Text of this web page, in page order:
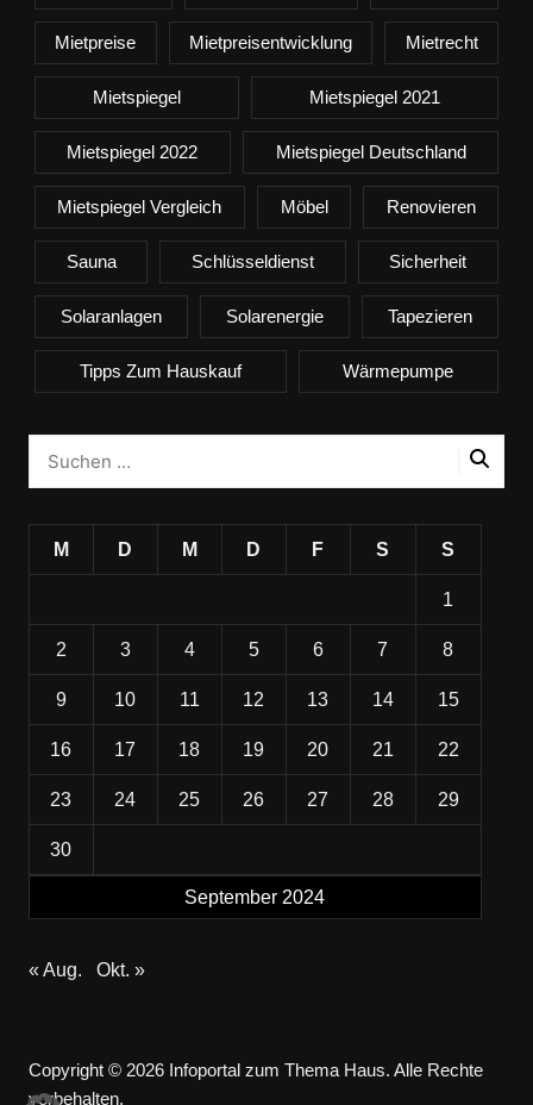
Mietpreise Mietpreisentwicklung Mietrecht
Mietspiegel Mietspiegel 2021
Mietspiegel 2022 Mietspiegel Deutschland
Mietspiegel Vergleich Möbel Renovieren
Sauna Schlüsseldienst Sicherheit
Solaranlagen Solarenergie Tapezieren
Tipps Zum Hauskauf Wärmepumpe
September 2024
M D M D F S S
1
2 3 4 5 6 7 8
9 10 11 12 13 14 15
16 17 18 19 20 21 22
23 24 25 26 27 28 29
30
« Aug. Okt. »
Copyright © 2026 Infoportal zum Thema Haus. Alle Rechte
vorbehalten.